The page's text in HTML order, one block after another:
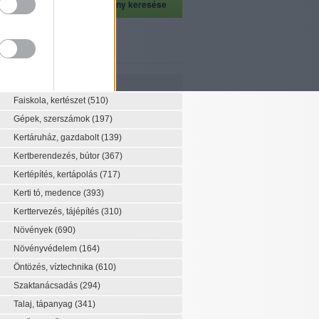
szaknévsor
Faiskola, kertészet(510)
Gépek, szerszámok (197)
Kertáruház, gazdabolt(139)
Kertberendezés, bútor (367)
Kertépítés, kertápolás (717)
Kerti tó, medence (393)
Kerttervezés, tájépítés (310)
Növények (690)
Növényvédelem (164)
Öntözés, víztechnika (610)
Szaktanácsadás (294)
Talaj, tápanyag (341)